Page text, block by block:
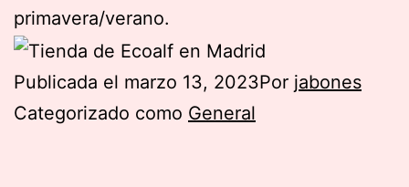
primavera/verano.
Publicada el marzo 13, 2023Por jabones
Categorizado como General